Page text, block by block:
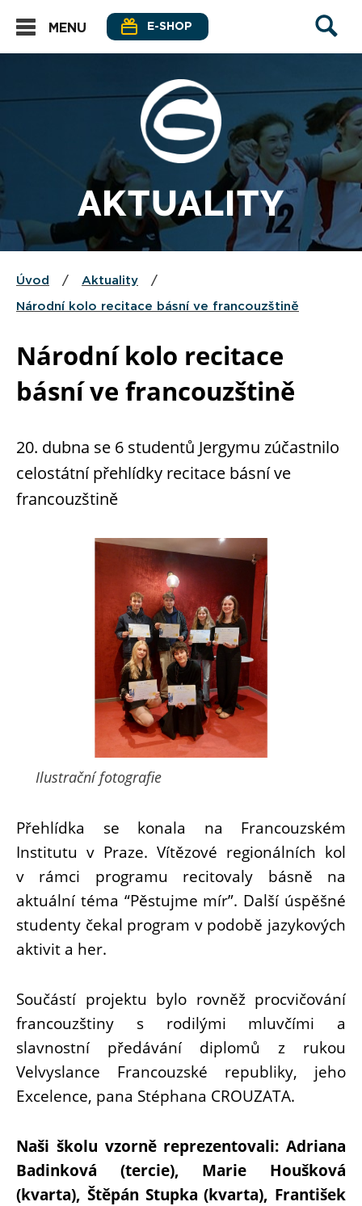
MENU E-SHOP
AKTUALITY
Úvod / Aktuality /
Národní kolo recitace básní ve francouzštině
Národní kolo recitace
básní ve francouzštině
20. dubna se 6 studentů Jergymu zúčastnilo
celostátní přehlídky recitace básní ve
francouzštině
Ilustrační fotografie
Přehlídka se konala na Francouzském
Institutu v Praze. Vítězové regionálních kol
v rámci programu recitovaly básně na
aktuální téma “Pěstujme mír”. Další úspěšné
studenty čekal program v podobě jazykových
aktivit a her.
Součástí projektu bylo rovněž procvičování
francouzštiny s rodilými mluvčími a
slavnostní předávání diplomů z rukou
Velvyslance Francouzské republiky, jeho
Excelence, pana Stéphana CROUZATA.
Naši školu vzorně reprezentovali: Adriana
Badinková (tercie), Marie Houšková
(kvarta), Štěpán Stupka (kvarta), František